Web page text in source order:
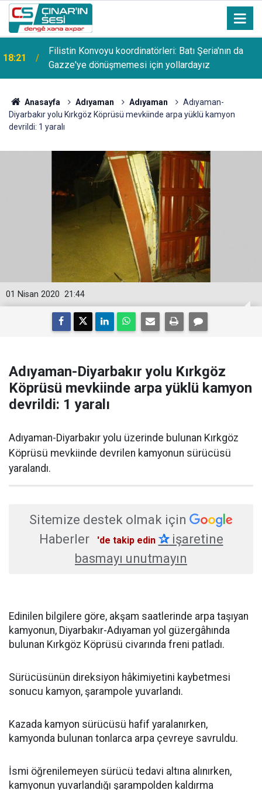
18:21
Filistin Konvoyu koordinatörleri: Batı Şeria'nın da
Gazze'ye dönüşmemesi için yollardayız
Anasayfa Adıyaman Adıyaman
Adıyaman-
Diyarbakır yolu Kırkgöz Köprüsü mevkiinde arpa yüklü kamyon
devrildi: 1 yaralı
21:44
01 Nisan 2020
Adıyaman-Diyarbakır yolu Kırkgöz
Köprüsü mevkiinde arpa yüklü kamyon
devrildi: 1 yaralı
Adıyaman-Diyarbakır yolu üzerinde bulunan Kırkgöz
Köprüsü mevkiinde devrilen kamyonun sürücüsü
yaralandı.
Sitemize destek olmak için
Haberler
'de takip edin ✰işaretine
basmayı unutmayın
Edinilen bilgilere göre, akşam saatlerinde arpa taşıyan
kamyonun, Diyarbakır-Adıyaman yol güzergâhında
bulunan Kırkgöz Köprüsü civarında freni patladı.
Sürücüsünün direksiyon hâkimiyetini kaybetmesi
sonucu kamyon, şarampole yuvarlandı.
Kazada kamyon sürücüsü hafif yaralanırken,
kamyonda bulunan tonlarca arpa çevreye savruldu.
İsmi öğrenilemeyen sürücü tedavi altına alınırken,
kamyonun yuvarlandığı şarampolden kaldırma